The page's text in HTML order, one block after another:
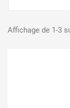
Affichage de 1-3